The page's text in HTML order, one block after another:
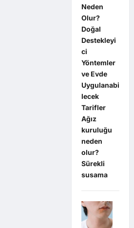
Neden
Olur?
Doğal
Destekleyi
ci
Yöntemler
ve Evde
Uygulanabi
lecek
Tarifler
Ağız
kuruluğu
neden
olur?
Sürekli
susama